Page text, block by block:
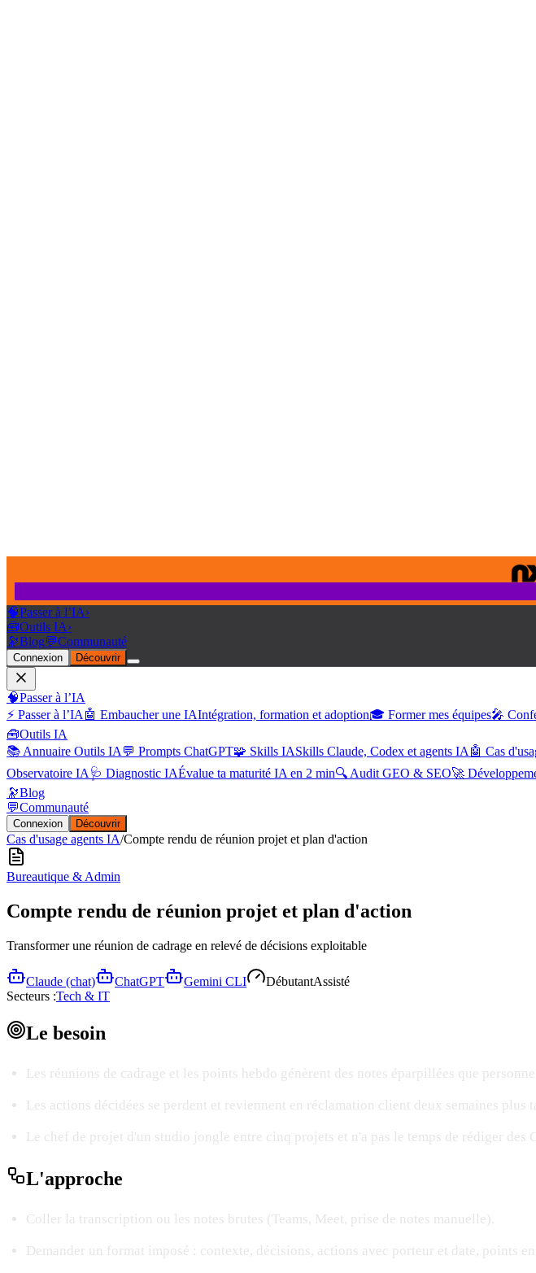
🧠Passer à l’IA›
🧰Outils IA›
🔭Blog💬Communauté
Connexion Découvrir
🧠Passer à l’IA
⚡ Passer à l’IA 🤖 Embaucher une IAIntégration, formation et adoption🎓 Former mes équipes🎤
🧰Outils IA
📚 Annuaire Outils IA 💬 Prompts ChatGPT🧩 Skills IASkills Claude, Codex et agents IA 🤖 Cas
Observatoire IA 🩺 Diagnostic IAÉvalue ta maturité IA en 2 min🔍 Audit GEO & SEO🚀
🔭Blog
💬Communauté
Connexion Découvrir
Cas d'usage agents IA/Compte rendu de réunion projet et plan d'action
Bureautique & Admin
Compte rendu de réunion projet et plan d'action
Transformer une réunion de cadrage en relevé de décisions exploitable
Claude (chat) ChatGPT Gemini CLI DébutantAssisté
Secteurs :Tech & IT
Le besoin
Les réunions de cadrage et les points hebdo génèrent des notes éparpillées que personne
Les actions décidées se perdent et reviennent en réclamation client deux semaines plus
Le chef de projet d'un studio jongle entre cinq projets et n'a pas le temps de rédiger des
L'approche
Coller la transcription ou les notes brutes (Teams, Meet, prise de notes manuelle).
Demander un format imposé : contexte, décisions, actions avec porteur et date, points en